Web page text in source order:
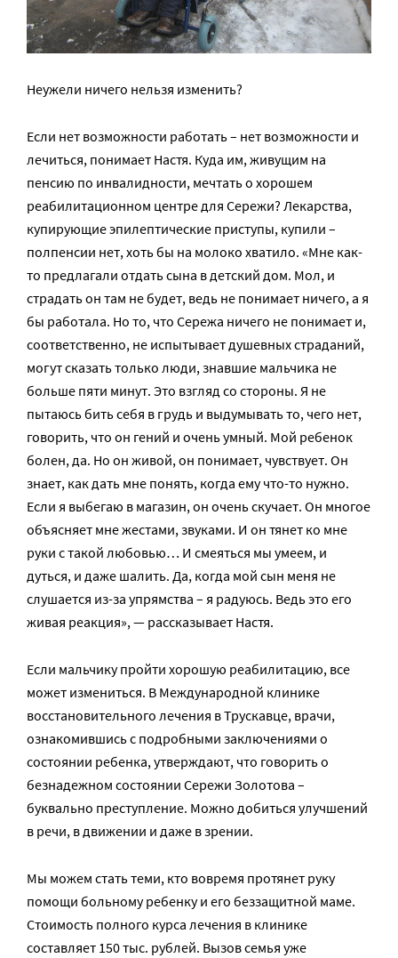
Неужели ничего нельзя изменить?
Если нет возможности работать – нет возможности и
лечиться, понимает Настя. Куда им, живущим на
пенсию по инвалидности, мечтать о хорошем
реабилитационном центре для Сережи? Лекарства,
купирующие эпилептические приступы, купили –
полпенсии нет, хоть бы на молоко хватило. «Мне как-
то предлагали отдать сына в детский дом. Мол, и
страдать он там не будет, ведь не понимает ничего, а я
бы работала. Но то, что Сережа ничего не понимает и,
соответственно, не испытывает душевных страданий,
могут сказать только люди, знавшие мальчика не
больше пяти минут. Это взгляд со стороны. Я не
пытаюсь бить себя в грудь и выдумывать то, чего нет,
говорить, что он гений и очень умный. Мой ребенок
болен, да. Но он живой, он понимает, чувствует. Он
знает, как дать мне понять, когда ему что-то нужно.
Если я выбегаю в магазин, он очень скучает. Он многое
объясняет мне жестами, звуками. И он тянет ко мне
руки с такой любовью… И смеяться мы умеем, и
дуться, и даже шалить. Да, когда мой сын меня не
слушается из-за упрямства – я радуюсь. Ведь это его
живая реакция», — рассказывает Настя.
Если мальчику пройти хорошую реабилитацию, все
может измениться. В Международной клинике
восстановительного лечения в Трускавце, врачи,
ознакомившись с подробными заключениями о
состоянии ребенка, утверждают, что говорить о
безнадежном состоянии Сережи Золотова –
буквально преступление. Можно добиться улучшений
в речи, в движении и даже в зрении.
Мы можем стать теми, кто вовремя протянет руку
помощи больному ребенку и его беззащитной маме.
Стоимость полного курса лечения в клинике
составляет 150 тыс. рублей. Вызов семья уже